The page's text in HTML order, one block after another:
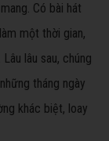
Có bài hát
một thời gian,
lâu sau, chúng
tháng ngày
khác biệt, loay